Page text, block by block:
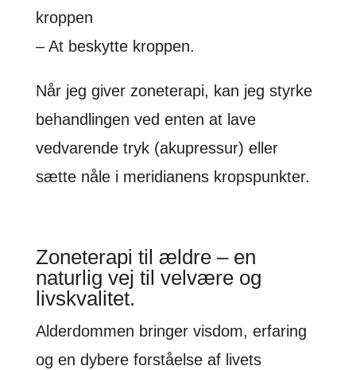
kroppen
– At beskytte kroppen.
Når jeg giver zoneterapi, kan jeg styrke
behandlingen ved enten at lave
vedvarende tryk (akupressur) eller
sætte nåle i meridianens kropspunkter.
Zoneterapi til ældre – en
naturlig vej til velvære og
livskvalitet.
Alderdommen bringer visdom, erfaring
og en dybere forståelse af livets